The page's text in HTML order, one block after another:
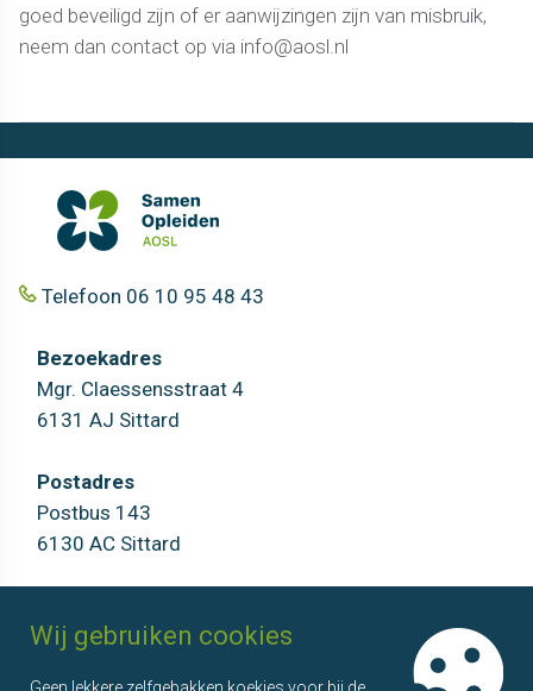
Wij gebruiken cookies
Geen lekkere zelfgebakken koekjes voor bij de
goed beveiligd zijn of er aanwijzingen zijn van misbruik,
neem dan contact op via info@aosl.nl
Telefoon 06 10 95 48 43
Bezoekadres
Mgr. Claessensstraat 4
6131 AJ Sittard
Postadres
Postbus 143
6130 AC Sittard
Over ons